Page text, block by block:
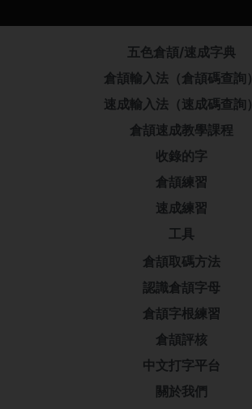
五色倉頡/速成字典
倉頡輸入法（倉頡碼查詢）
速成輸入法（速成碼查詢）
倉頡速成教學課程
收錄的字
倉頡練習
速成練習
工具
倉頡取碼方法
認識倉頡字母
倉頡字根練習
倉頡評核
中文打字平台
關於我們